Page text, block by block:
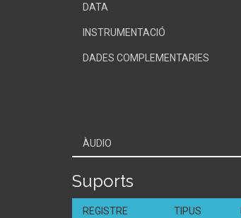
DATA
INSTRUMENTACIÓ
DADES COMPLEMENTARIES
ÀUDIO
Suports
REGISTRE TIPUS